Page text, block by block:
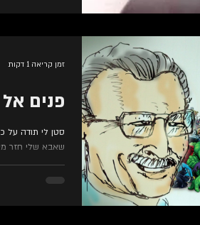
פנים
שאבא שלי חזר
זמן קריאה 1 דקות